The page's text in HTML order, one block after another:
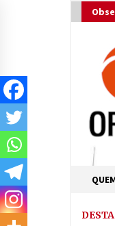
to